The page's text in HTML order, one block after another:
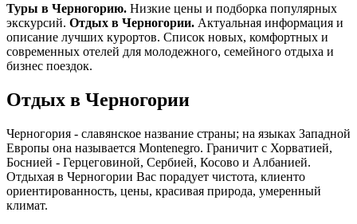
Туры в Черногорию. Низкие цены и подборка популярных
экскурсий. Отдых в Черногории. Актуальная информация и
описание лучших курортов. Список новых, комфортных и
современных отелей для молодежного, семейного отдыха и
бизнес поездок.
Отдых в Черногории
Черногория - славянское название страны; на языках Западной
Европы она называется Montenegro. Граничит с Хорватией,
Боснией - Герцеговиной, Сербией, Косово и Албанией.
Отдыхая в Черногории Вас порадует чистота, клиенто
ориентированность, цены, красивая природа, умеренный
климат.